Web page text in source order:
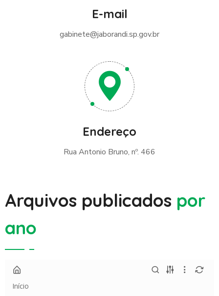
E-mail
gabinete@jaborandi.sp.gov.br
Endereço
Rua Antonio Bruno, nº. 466
Arquivos publicados por
ano
Início